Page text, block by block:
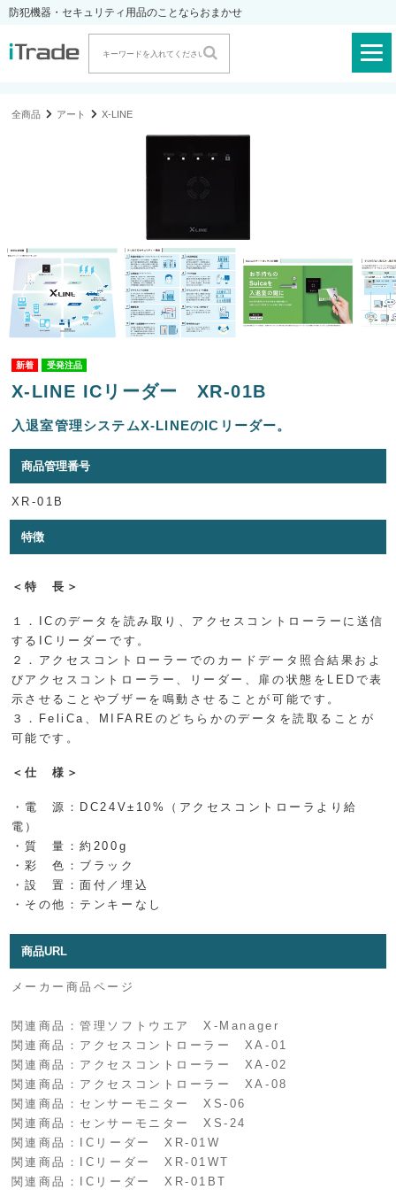
防犯機器・セキュリティ用品のことならおまかせ
全商品 アート X-LINE
受発注品
X-LINE ICリーダー XR-01B
入退室管理システムX-LINEのICリーダー。
商品管理番号
XR-01B
特徴
＜特 長＞
１．ICのデータを読み取り、アクセスコントローラーに送信
するICリーダーです。
２．アクセスコントローラーでのカードデータ照合結果およ
びアクセスコントローラー、リーダー、扉の状態をLEDで表
示させることやブザーを鳴動させることが可能です。
３．FeliCa、MIFAREのどちらかのデータを読取ることが
可能です。
＜仕 様＞
・電 源：DC24V±10%（アクセスコントローラより給
電）
・質 量：約200g
・彩 色：ブラック
・設 置：面付／埋込
・その他：テンキーなし
商品URL
メーカー商品ページ
関連商品：管理ソフトウエア X-Manager
関連商品：アクセスコントローラー XA-01
関連商品：アクセスコントローラー XA-02
関連商品：アクセスコントローラー XA-08
関連商品：センサーモニター XS-06
関連商品：センサーモニター XS-24
関連商品：ICリーダー XR-01W
関連商品：ICリーダー XR-01WT
関連商品：ICリーダー XR-01BT